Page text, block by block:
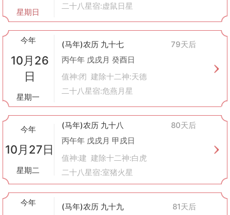
星期日
二十八星宿:虚鼠日星
今年
10月26
日
星期一
(马年)农历 九十七
79天后
丙午年 戊戌月 癸酉日
值神:闭 建除十二神:天德
二十八星宿:危燕月星
今年
10月27日
星期二
(马年)农历 九十八
80天后
丙午年 戊戌月 甲戌日
值神:建 建除十二神:白虎
二十八星宿:室猪火星
今年 (马年)农历 九十九
81天后